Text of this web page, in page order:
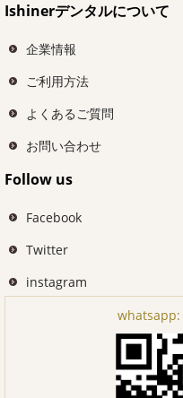
Ishinerデンタルについて
企業情報
ご利用方法
よくあるご質問
お問い合わせ
Follow us
Facebook
Twitter
instagram
whatsapp: